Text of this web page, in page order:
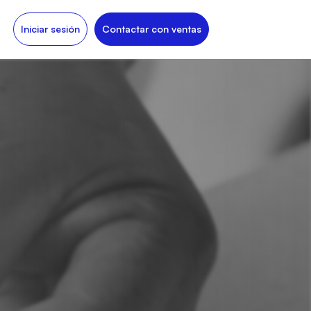
Iniciar sesión Contactar con ventas